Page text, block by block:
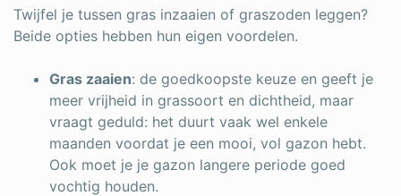
Twijfel je tussen gras inzaaien of graszoden leggen?
Beide opties hebben hun eigen voordelen.
Gras zaaien: de goedkoopste keuze en geeft je
meer vrijheid in grassoort en dichtheid, maar
vraagt geduld: het duurt vaak wel enkele
maanden voordat je een mooi, vol gazon hebt.
Ook moet je je gazon langere periode goed
vochtig houden.